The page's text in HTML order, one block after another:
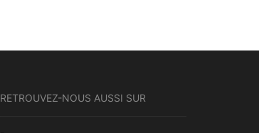
RETROUVEZ-NOUS AUSSI SUR